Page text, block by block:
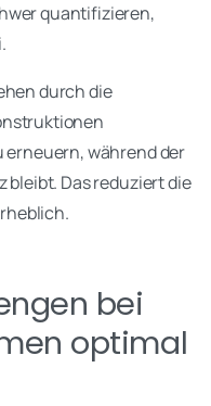
quantifizieren,
durch die
erneuern, während der
bleibt. Das reduziert die
bei
optimal